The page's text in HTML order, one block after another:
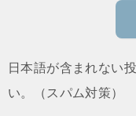
日本語が含まれない
い。（スパム対策）